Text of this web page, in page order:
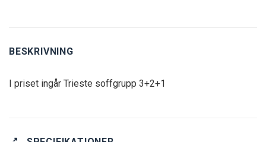
BESKRIVNING
I priset ingår Trieste soffgrupp 3+2+1